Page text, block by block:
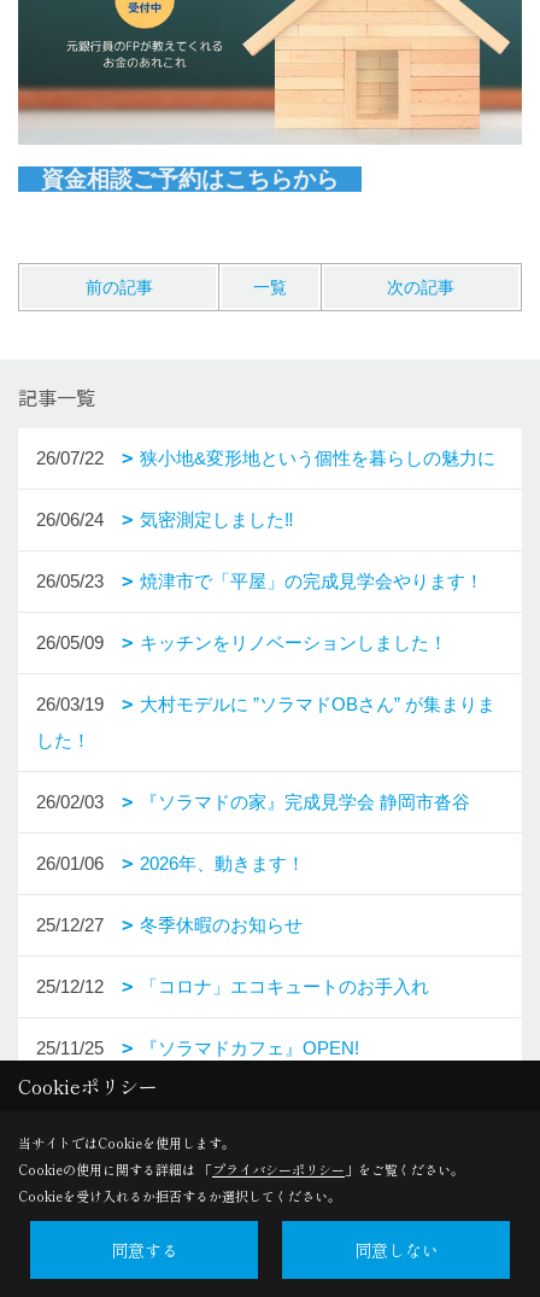
資金相談ご予約はこちらから
前の記事 一覧 次の記事
記事一覧
26/07/22 狭小地&変形地という個性を暮らしの魅力に
26/06/24 気密測定しました‼
26/05/23 焼津市で「平屋」の完成見学会やります！
26/05/09 キッチンをリノベーションしました！
26/03/19
大村モデルに ”ソラマドOBさん” が集まりま
した！
26/02/03 『ソラマドの家』完成見学会 静岡市沓谷
26/01/06 2026年、動きます！
25/12/27 冬季休暇のお知らせ
25/12/12 「コロナ」エコキュートのお手入れ
25/11/25 『ソラマドカフェ』OPEN!
1ページ （全16ページ中）
Cookieポリシー
当サイトではCookieを使用します。
Cookieの使用に関する詳細は 「プライバシーポリシー 」をご覧ください。
Cookieを受け入れるか拒否するか選択してください。
同意する 同意しない